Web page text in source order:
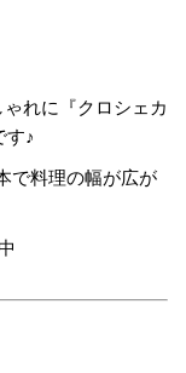
れに『クロシェカ
す♪
で料理の幅が広が